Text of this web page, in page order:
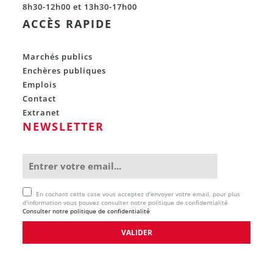
8h30-12h00 et 13h30-17h00
ACCÈS RAPIDE
Marchés publics
Enchères publiques
Emplois
Contact
Extranet
NEWSLETTER
En cochant cette case vous acceptez d'envoyer votre email, pour plus
d'information vous pouvez consulter notre politique de confidentialité
Consulter notre politique de confidentialité